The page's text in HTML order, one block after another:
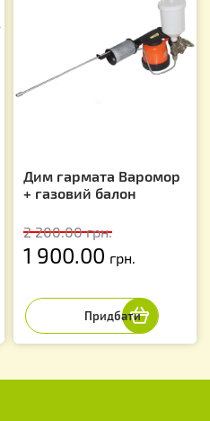
Дим гармата Варомор
+ газовий балон
2 200.00грн.
1 900.00 грн.